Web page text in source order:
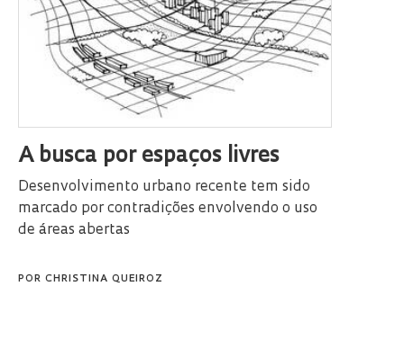
A busca por espaços livres
Desenvolvimento urbano recente tem sido
marcado por contradições envolvendo o uso
de áreas abertas
POR CHRISTINA QUEIROZ